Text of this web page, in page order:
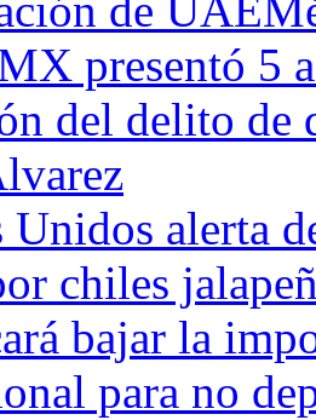
de
presentó 5
del delito de
Unidos alerta
chiles
bajar la
para no